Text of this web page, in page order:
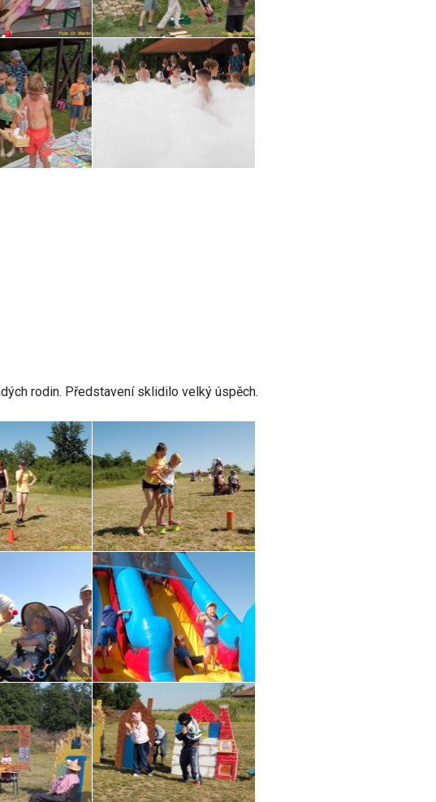
rodin. Představení sklidilo velký úspěch.